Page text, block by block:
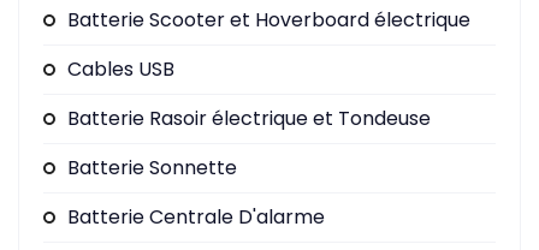
Batterie Scooter et Hoverboard électrique
Cables USB
Batterie Rasoir électrique et Tondeuse
Batterie Sonnette
Batterie Centrale D'alarme